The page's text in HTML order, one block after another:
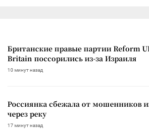
Британские правые партии Reform
Britain поссорились из-за Израиля
10 минут назад
Россиянка сбежала от мошенников
через реку
17 минут назад